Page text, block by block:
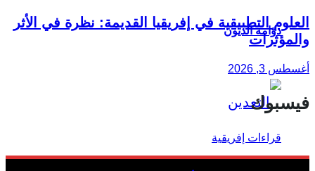
دوّامة الديون
العلوم التطبيقية في إفريقيا القديمة: نظرة في الأثر
والمؤثرات
أغسطس 3, 2026
فيسبوك